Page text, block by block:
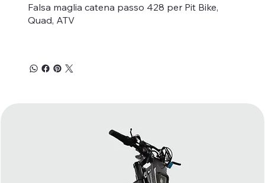
Falsa maglia catena passo 428 per Pit Bike,
Quad, ATV